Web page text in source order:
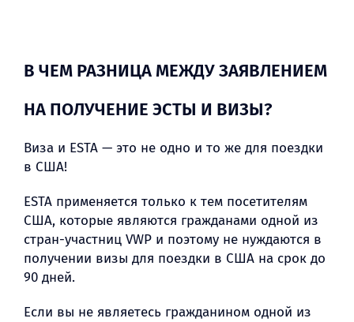
ТУРИСТИЧЕСКАЯ ВИЗА
ПОМОЩЬ
BLOG
В ЧЕМ РАЗНИЦА МЕЖДУ ЗАЯВЛЕНИЕМ
НА ПОЛУЧЕНИЕ ЭСТЫ И ВИЗЫ?
Виза и ESTA — это не одно и то же для поездки
в США!
ESTA применяется только к тем посетителям
США, которые являются гражданами одной из
стран-участниц VWP и поэтому не нуждаются в
получении визы для поездки в США на срок до
90 дней.
Если вы не являетесь гражданином одной из